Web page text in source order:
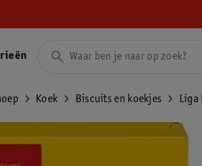
Koek Biscuits en koekjes